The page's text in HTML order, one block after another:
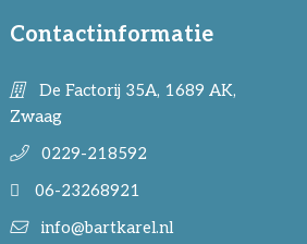
Contactinformatie
De Factorij 35A, 1689 AK,
Zwaag
0229-218592
06-23268921
info@bartkarel.nl